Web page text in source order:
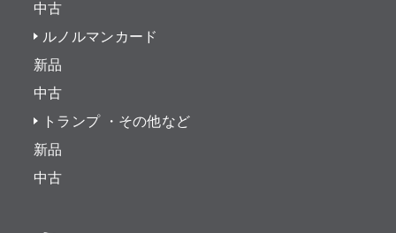
中古
ルノルマンカード
新品
中古
トランプ ・その他など
新品
中古